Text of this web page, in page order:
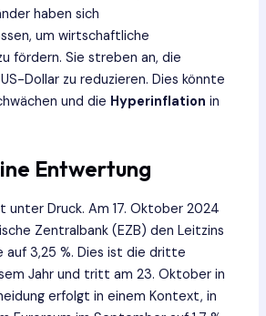
haben sich
um wirtschaftliche
fördern. Sie streben an, die
Dollar zu reduzieren. Dies könnte
und die Hyperinflation in
Entwertung
unter Druck. Am 17. Oktober 2024
Zentralbank (EZB) den Leitzins
auf 3,25 %. Dies ist die dritte
Jahr und tritt am 23. Oktober in
erfolgt in einem Kontext, in